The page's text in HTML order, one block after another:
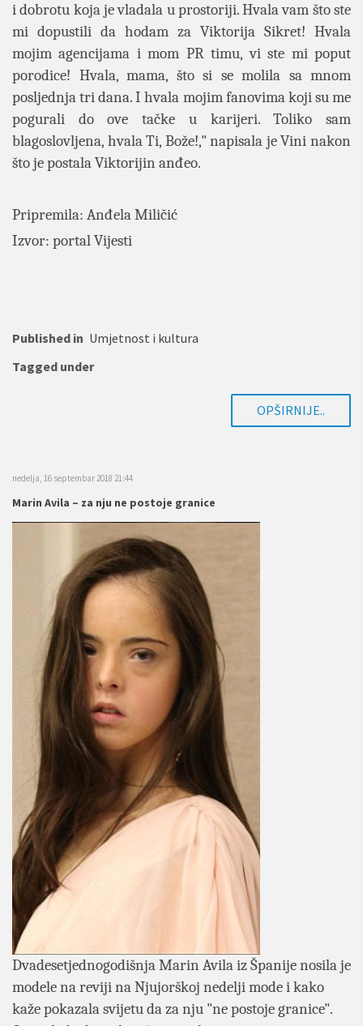
i dobrotu koja je vladala u prostoriji. Hvala vam što ste
mi dopustili da hodam za Viktorija Sikret! Hvala
mojim agencijama i mom PR timu, vi ste mi poput
porodice! Hvala, mama, što si se molila sa mnom
posljednja tri dana. I hvala mojim fanovima koji su me
pogurali do ove tačke u karijeri. Toliko sam
blagoslovljena, hvala Ti, Bože!," napisala je Vini nakon
što je postala Viktorijin anđeo.
Pripremila: Anđela Miličić
Izvor: portal Vijesti
Published in Umjetnost i kultura
Tagged under
OPŠIRNIJE..
nedelja, 16 septembar 2018 21:44
Marin Avila – za nju ne postoje granice
Dvadesetjednogodišnja Marin Avila iz Španije nosila je
modele na reviji na Njujorškoj nedelji mode i kako
kaže pokazala svijetu da za nju "ne postoje granice".